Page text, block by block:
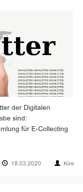
der Digitalen
sind:
für E-Collecting
18.03.2020 Kire